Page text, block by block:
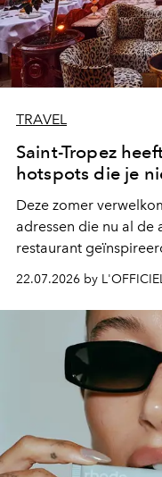
TRAVEL
Saint-Tropez
hotspots die je
Deze zomer
adressen die nu al de
restaurant
zestig, een Japanse
verandert in een
legendarische Parijse
neerstrijkt in Saint-
die deze zomer de
zwoele nachten.
22.07.2026 by